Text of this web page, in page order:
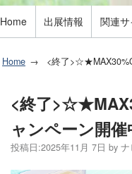
Home 出展情報 関連サ
Home <終了
<終了
ャンペーン開
投稿日:2025年11月 7日 by ナ